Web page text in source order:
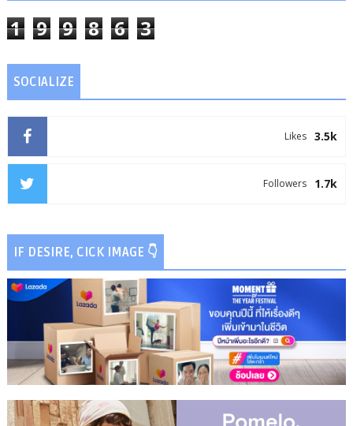
1 9 9 8 6 3
SOCIALIZE
3.5k
Likes
1.7k
Followers
IF DESIRE, CICK IMAGE 👇